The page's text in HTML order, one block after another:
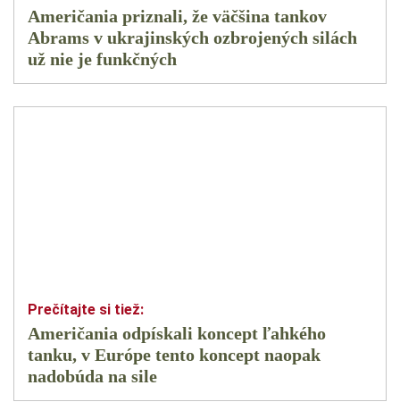
Američania priznali, že väčšina tankov
Abrams v ukrajinských ozbrojených silách
už nie je funkčných
Američania odpískali koncept ľahkého
tanku, v Európe tento koncept naopak
nadobúda na sile